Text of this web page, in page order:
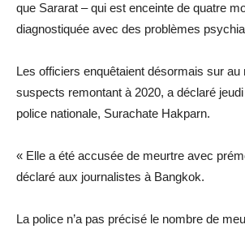
que Sararat – qui est enceinte de quatre
diagnostiquée avec des problèmes
Les officiers enquêtaient désormais sur au
suspects remontant à 2020, a déclaré
police nationale, Surachate Hakparn.
« Elle a été accusée de meurtre avec
déclaré aux journalistes à Bangkok.
La police n’a pas précisé le nombre de